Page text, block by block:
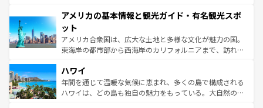
ンツ一覧を参照してほしい。
の建物がそのまま残る町や、スイスならではのユニークな
博物館もあり、アルプス観光だけでなく町歩きも満喫する
ことができる。国民の所得が高いため物価も高いが、旅行
者向けの交通パス提供のサービスもあり、うまく活用すれ
着のスイス情報は
アメリカの基本情報と観光ガイド・有名観光スポ
ット
アメリカ合衆国は、広大な土地と多様な文化が魅力の国。
東海岸の都市部から西海岸のカリフォルニアまで、訪れる
のような巨大都市は、観光、ショッピング、エンターテイ
ンメントが詰まった刺激的なスポットだ。一方、アメリカ
西部には大自然が広がり、グランドキャニオンやイエロー
ハワイ
年間を通じて温暖な気候に恵まれ、多くの島で構成される
ハワイは、どの島も独自の魅力をもっている。大自然の神